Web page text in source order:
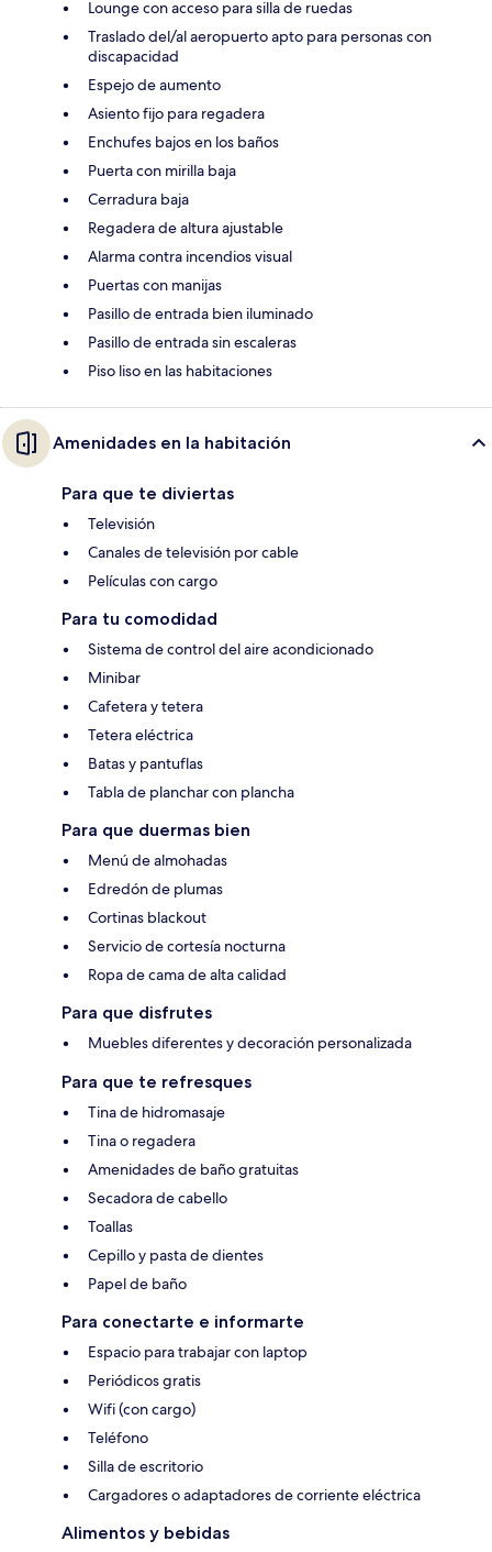
Lounge con acceso para silla de ruedas
Traslado del/al aeropuerto apto para personas con
discapacidad
Espejo de aumento
Asiento fijo para regadera
Enchufes bajos en los baños
Puerta con mirilla baja
Cerradura baja
Regadera de altura ajustable
Alarma contra incendios visual
Puertas con manijas
Pasillo de entrada bien iluminado
Pasillo de entrada sin escaleras
Piso liso en las habitaciones
Amenidades en la habitación
Para que te diviertas
Televisión
Canales de televisión por cable
Películas con cargo
Para tu comodidad
Sistema de control del aire acondicionado
Minibar
Cafetera y tetera
Tetera eléctrica
Batas y pantuflas
Tabla de planchar con plancha
Para que duermas bien
Menú de almohadas
Edredón de plumas
Cortinas blackout
Servicio de cortesía nocturna
Ropa de cama de alta calidad
Para que disfrutes
Muebles diferentes y decoración personalizada
Para que te refresques
Tina de hidromasaje
Tina o regadera
Amenidades de baño gratuitas
Secadora de cabello
Toallas
Cepillo y pasta de dientes
Papel de baño
Para conectarte e informarte
Espacio para trabajar con laptop
Periódicos gratis
Wifi (con cargo)
Teléfono
Silla de escritorio
Cargadores o adaptadores de corriente eléctrica
Alimentos y bebidas